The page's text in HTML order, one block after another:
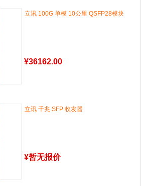
立讯 100G 单模 10公里 QSFP28模块
¥36162.00
立讯 千兆 SFP 收发器
¥暂无报价